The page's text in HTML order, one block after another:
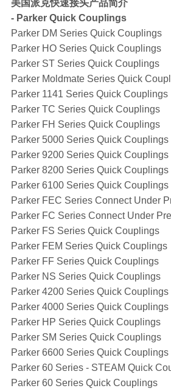
美国派克快速接头产品简介
- Parker Quick Couplings
Parker DM Series Quick Couplings
Parker HO Series Quick Couplings
Parker ST Series Quick Couplings
Parker Moldmate Series Quick
Parker 1141 Series Quick Couplings
Parker TC Series Quick Couplings
Parker FH Series Quick Couplings
Parker 5000 Series Quick Couplings
Parker 9200 Series Quick Couplings
Parker 8200 Series Quick Couplings
Parker 6100 Series Quick Couplings
Parker FEC Series Connect Under
Parker FC Series Connect Under
Parker FS Series Quick Couplings
Parker FEM Series Quick Couplings
Parker FF Series Quick Couplings
Parker NS Series Quick Couplings
Parker 4200 Series Quick Couplings
Parker 4000 Series Quick Couplings
Parker HP Series Quick Couplings
Parker SM Series Quick Couplings
Parker 6600 Series Quick Couplings
Parker 60 Series - STEAM Quick
Parker 60 Series Quick Couplings